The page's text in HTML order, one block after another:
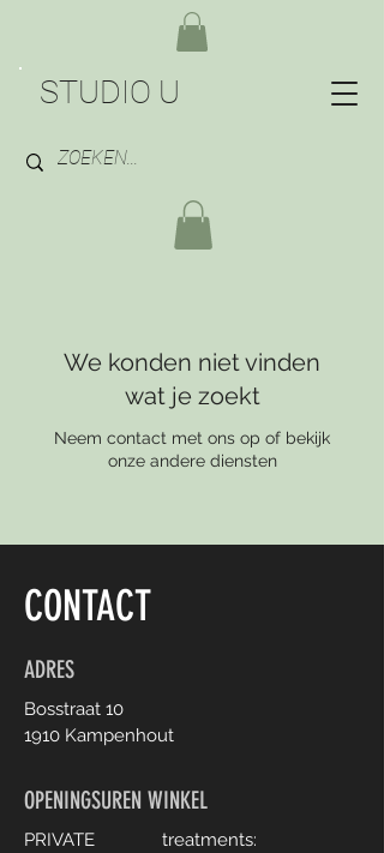
STUDIO U
We konden niet vinden
wat je zoekt
Neem contact met ons op of bekijk
onze andere diensten
CONTACT
ADRES
Bosstraat 10
1910 Kampenhout
OPENINGSUREN WINKEL
PRIVATE
treatments: